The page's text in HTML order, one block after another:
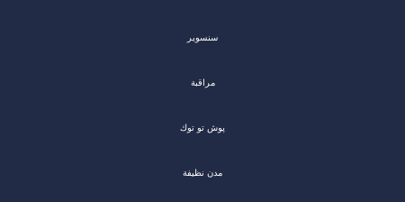
سنسوير
مراقبة
پوش تو توك
مدن نظيفة